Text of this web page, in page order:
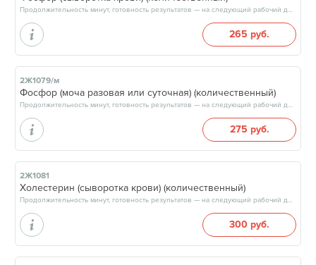
Продолжительность минут, готовность результатов — на следующий рабочий день, после 15:00
265 руб.
2Ж1079/м
Фосфор (моча разовая или суточная) (количественный)
Продолжительность минут, готовность результатов — на следующий рабочий день, после 15:00
275 руб.
2Ж1081
Холестерин (сыворотка крови) (количественный)
Продолжительность минут, готовность результатов — на следующий рабочий день, после 15:00
300 руб.